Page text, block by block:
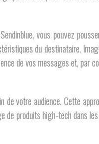
vous pouvez
du destinataire.
de vos messages et, par
votre audience. Cette
produits high-tech dans